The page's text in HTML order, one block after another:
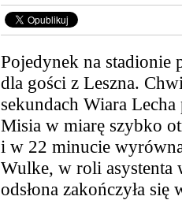
Pojedynek na stadionie
dla gości z Leszna.
sekundach Wiara
Misia w miarę szybko
i w 22 minucie
Wulke, w roli asystenta
odsłona zakończyła